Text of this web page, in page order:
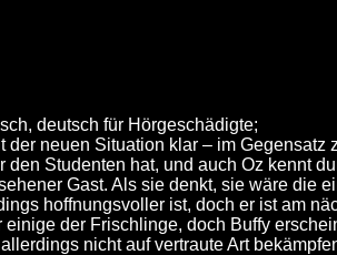
deutsch für Hörgeschädigte;
der neuen Situation klar – im Gegensatz
Studenten hat, und auch Oz kennt
Gast. Als sie denkt, sie wäre die
hoffnungsvoller ist, doch er ist am
der Frischlinge, doch Buffy
nicht auf vertraute Art